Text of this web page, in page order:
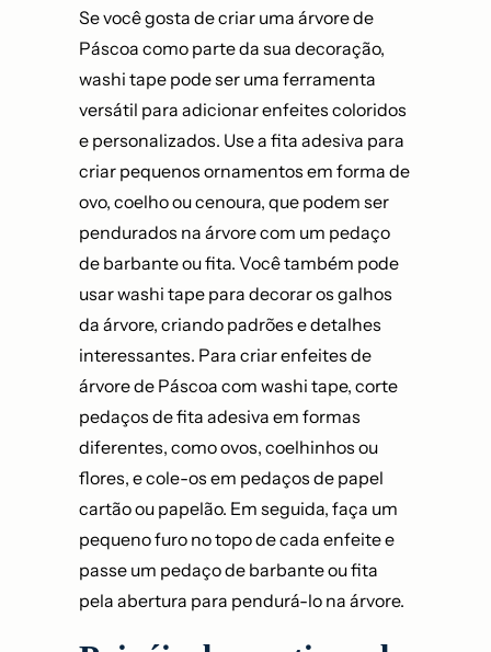
Se você gosta de criar uma árvore de
Páscoa como parte da sua decoração,
washi tape pode ser uma ferramenta
versátil para adicionar enfeites coloridos
e personalizados. Use a fita adesiva para
criar pequenos ornamentos em forma de
ovo, coelho ou cenoura, que podem ser
pendurados na árvore com um pedaço
de barbante ou fita. Você também pode
usar washi tape para decorar os galhos
da árvore, criando padrões e detalhes
interessantes. Para criar enfeites de
árvore de Páscoa com washi tape, corte
pedaços de fita adesiva em formas
diferentes, como ovos, coelhinhos ou
flores, e cole-os em pedaços de papel
cartão ou papelão. Em seguida, faça um
pequeno furo no topo de cada enfeite e
passe um pedaço de barbante ou fita
pela abertura para pendurá-lo na árvore.